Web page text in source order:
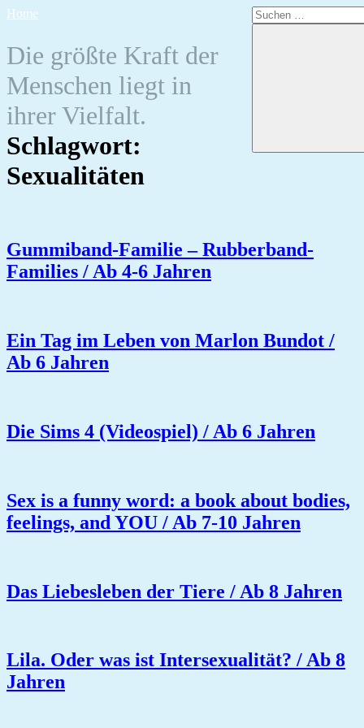
Zum
Home
Die größte Kraft der
Menschen liegt in
ihrer Vielfalt.
Suchen
nach:
Schlagwort:
Sexualitäten
Gummiband-Familie – Rubberband-
Families / Ab 4-6 Jahren
Ein Tag im Leben von Marlon Bundot /
Ab 6 Jahren
Die Sims 4 (Videospiel) / Ab 6 Jahren
Sex is a funny word: a book about bodies,
feelings, and YOU / Ab 7-10 Jahren
Das Liebesleben der Tiere / Ab 8 Jahren
Lila. Oder was ist Intersexualität? / Ab 8
Jahren